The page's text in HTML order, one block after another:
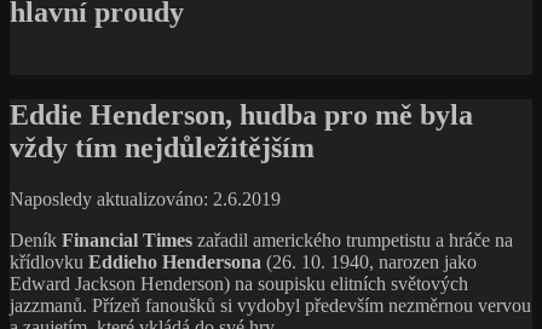
Eddie oslaví v říjnu 2019 již devětasedmdesáté narozeniny.
Navzdory věku stále pravidelně koncertuje. Ať již coby člen All-
Somogyiem
(basa), Stephenem Keoghem
Garethem
Williamsem(piano).
The Cookers:
Warriors(2011, Jazz
Legacy Records)
Dokazují, že hudební svěžest není otázkou počtu křížků na zádech,